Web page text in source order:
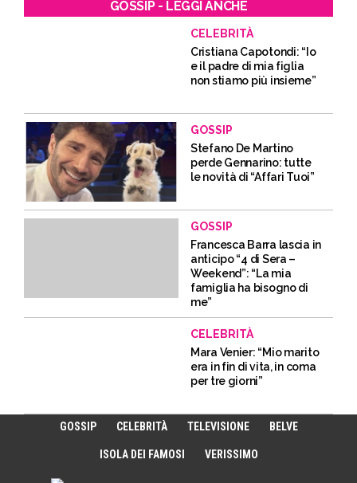
GOSSIP - LEGGI ANCHE
CELEBRITÀ
Cristiana Capotondi: “Io
e il padre di mia figlia
non stiamo più insieme”
GOSSIP
Stefano De Martino
perde Gennarino: tutte
le novità di “Affari Tuoi”
GOSSIP
Francesca Barra lascia in
anticipo “4 di Sera –
Weekend”: “La mia
famiglia ha bisogno di
me”
CELEBRITÀ
Mara Venier: “Mio marito
era in fin di vita, in coma
per tre giorni”
GOSSIP CELEBRITÀ TELEVISIONE BELVE
ISOLA DEI FAMOSI VERISSIMO